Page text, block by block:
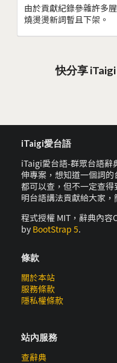
由於貢獻紀錄參雜許多
燒燙燙新詞暫且下架。
快分享
iTaigi愛台語
iTaigi愛台語-群眾台語辭
伸專案，想知道一個詞
都可以查，但不一定查
明台語講法貢獻給大家
程式授權 MIT，辭典內
by BootStrap 5.
條款
關於本站
服務條款
隱私權條款
站內服務
查辭典